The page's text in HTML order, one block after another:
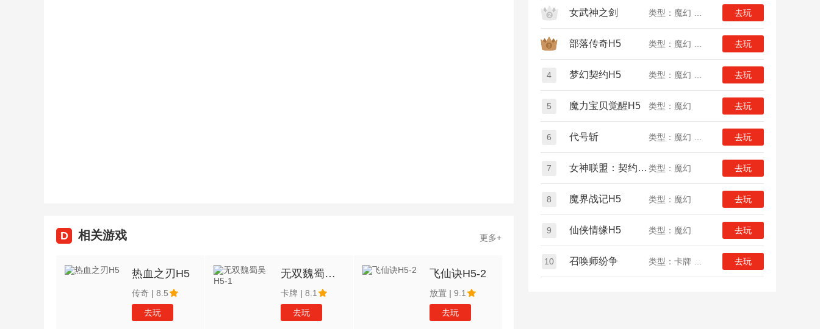
D 相关游戏 更多+
热血之刃H5
传奇 | 8.5
去玩
无双魏蜀吴H5-1
卡牌 | 8.1
去玩
飞仙诀H5-2
放置 | 9.1
去玩
女武神之剑 去玩
部落传奇H5 去玩
4 梦幻契约H5 去玩
5 魔力宝贝觉醒H5 类型：魔幻 去玩
6 代号斩 去玩
7 女神联盟：契约H5 类型：魔幻 去玩
8 魔界战记H5 类型：魔幻 去玩
9 仙侠情缘H5 类型：魔幻 去玩
10 召唤师纷争 去玩